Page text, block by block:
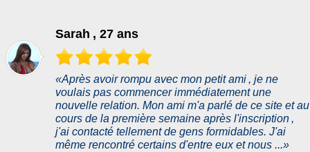
«Après avoir rompu avec mon petit ami , je ne
voulais pas commencer immédiatement une
nouvelle relation. Mon ami m'a parlé de ce site et au
cours de la première semaine après l'inscription ,
j'ai contacté tellement de gens formidables. J'ai
même rencontré certains d'entre eux et nous ...»
Sarah , 27 ans